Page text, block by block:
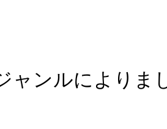
ャンルによりま